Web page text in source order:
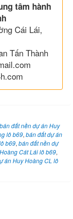
tâm hành
Cái Lái,
Tấn Thành
bán đất nền dự án Huy
lô b69, bán đất dự án
b69, bán đất nền dự
Cát Lái lô b69,
án Huy Hoàng CL lô